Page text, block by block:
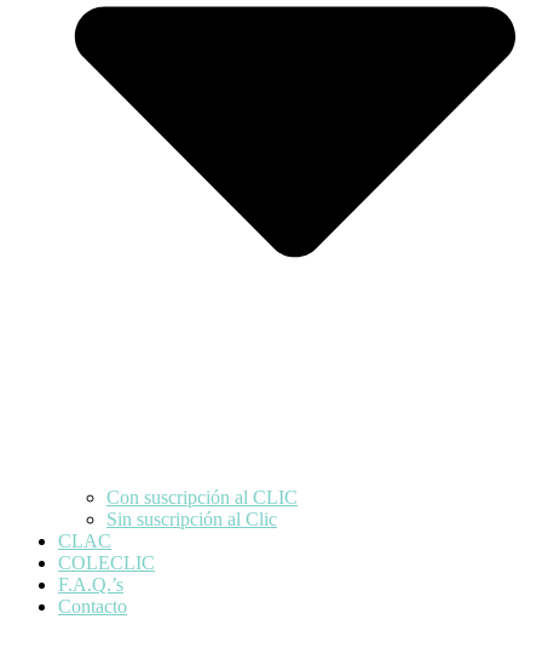
Con suscripción al CLIC
Sin suscripción al Clic
CLAC
COLECLIC
F.A.Q.’s
Contacto